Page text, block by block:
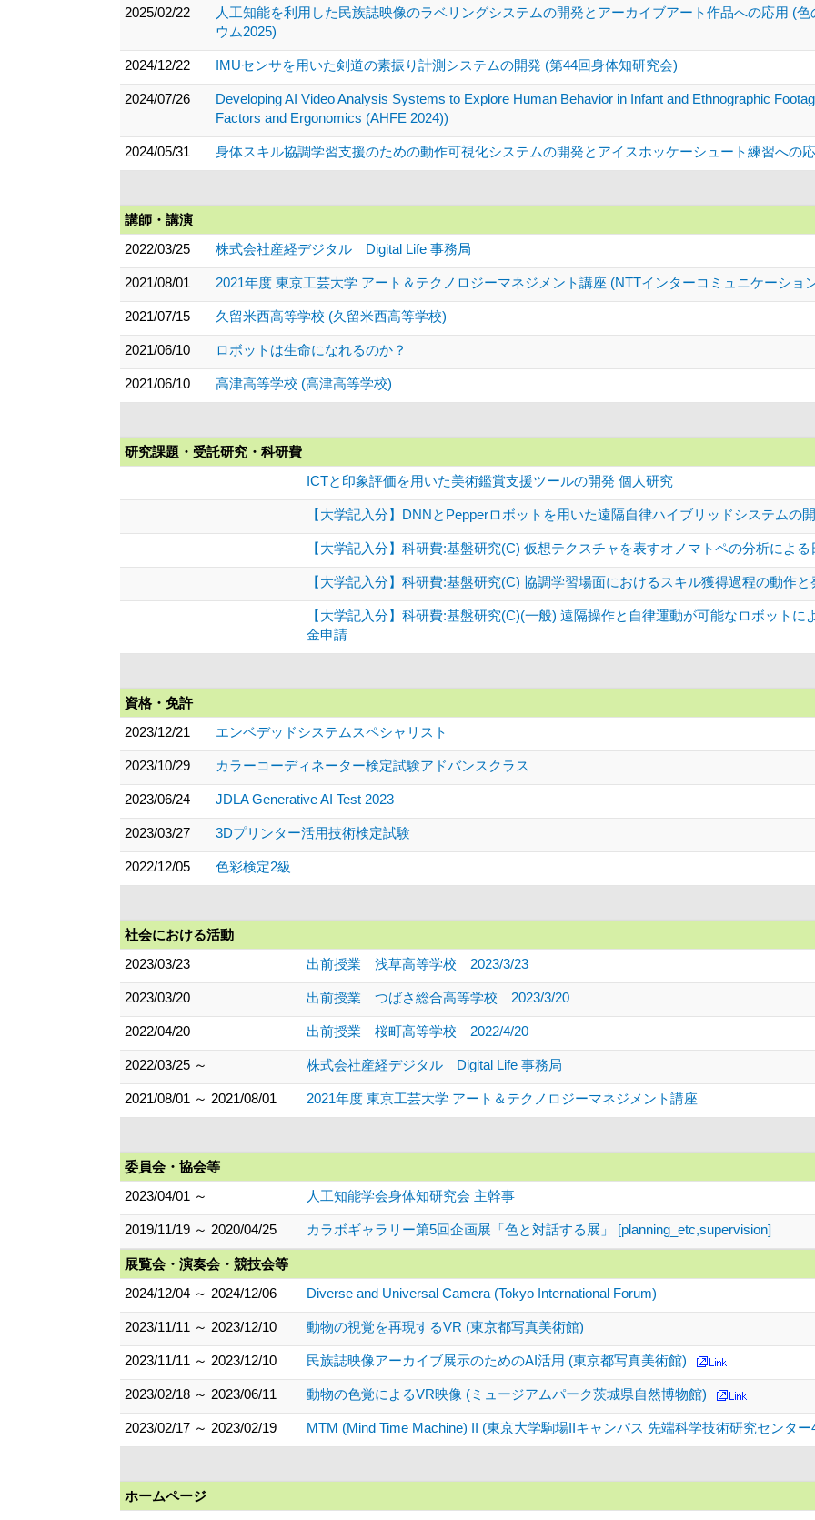
2025/02/22
人工知能を利用した民族誌映像のラベリングシステムの開発とアーカイブアート作品への応用 (
ウム2025)
2024/12/22 IMUセンサを用いた剣道の素振り計測システムの開発 (第44回身体知研究会)
2024/07/26
Developing AI Video Analysis Systems to Explore Human Behavior in Infant and Ethnographic
Factors and Ergonomics (AHFE 2024))
2024/05/31 身体スキル協調学習支援のための動作可視化システムの開発とアイスホッケーシュート練習への
講師・講演
2022/03/25
株式会社産経デジタル Digital Life 事務局
2021/08/01 2021年度 東京工芸大学 アート＆テクノロジーマネジメント講座 (NTTインターコミュニケーショ
2021/07/15 久留米西高等学校 (久留米西高等学校)
2021/06/10 ロボットは生命になれるのか？
2021/06/10 高津高等学校 (高津高等学校)
研究課題・受託研究・科研費
ICTと印象評価を用いた美術鑑賞支援ツールの開発 個人研究
【大学記入分】DNNとPepperロボットを用いた遠隔自律ハイブリッドシステムの
【大学記入分】科研費:基盤研究(C) 仮想テクスチャを表すオノマトペの分析によ
【大学記入分】科研費:基盤研究(C) 協調学習場面におけるスキル獲得過程の動作
【大学記入分】科研費:基盤研究(C)(一般) 遠隔操作と自律運動が可能なロボット
金申請
資格・免許
2023/12/21
エンベデッドシステムスペシャリスト
2023/10/29 カラーコーディネーター検定試験アドバンスクラス
2023/06/24 JDLA Generative AI Test 2023
2023/03/27 3Dプリンター活用技術検定試験
2022/12/05 色彩検定2級
社会における活動
2023/03/23
出前授業 浅草高等学校 2023/3/23
2023/03/20 出前授業 つばさ総合高等学校 2023/3/20
2022/04/20 出前授業 桜町高等学校 2022/4/20
2022/03/25 ～ 株式会社産経デジタル Digital Life 事務局
2021/08/01 ～ 2021/08/01 2021年度 東京工芸大学 アート＆テクノロジーマネジメント講座
委員会・協会等
2023/04/01 ～
人工知能学会身体知研究会 主幹事
2019/11/19 ～ 2020/04/25 カラボギャラリー第5回企画展「色と対話する展」 [planning_etc,supervision]
展覧会・演奏会・競技会等
2024/12/04 ～ 2024/12/06
Diverse and Universal Camera (Tokyo International Forum)
2023/11/11 ～ 2023/12/10 動物の視覚を再現するVR (東京都写真美術館)
2023/11/11 ～ 2023/12/10 民族誌映像アーカイブ展示のためのAI活用 (東京都写真美術館)
2023/02/18 ～ 2023/06/11 動物の色覚によるVR映像 (ミュージアムパーク茨城県自然博物館)
2023/02/17 ～ 2023/02/19 MTM (Mind Time Machine) II (東京大学駒場IIキャンパス 先端科学技術研究センター
ホームページ